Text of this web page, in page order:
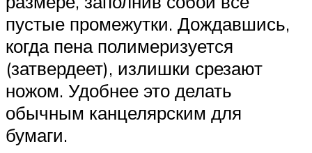
пустые промежутки. Дождавшись,
когда пена полимеризуется
(затвердеет), излишки срезают
ножом. Удобнее это делать
обычным канцелярским для
бумаги.